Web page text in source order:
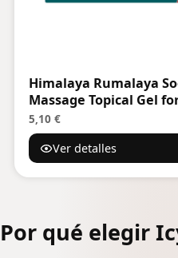
Himalaya Rumalaya
Massage Topical Gel
5,10 €
Ver detalles
Por qué elegir